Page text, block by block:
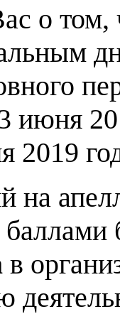
о том,
июня
2019
на
в